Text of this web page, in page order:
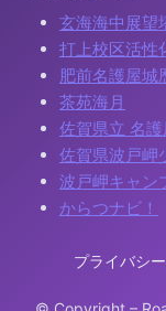
玄海海中展望
打上校区活性
肥前名護屋城
茶苑海月
佐賀県立 名
佐賀県波戸岬
波戸岬キャン
からつナビ！
プライバシ